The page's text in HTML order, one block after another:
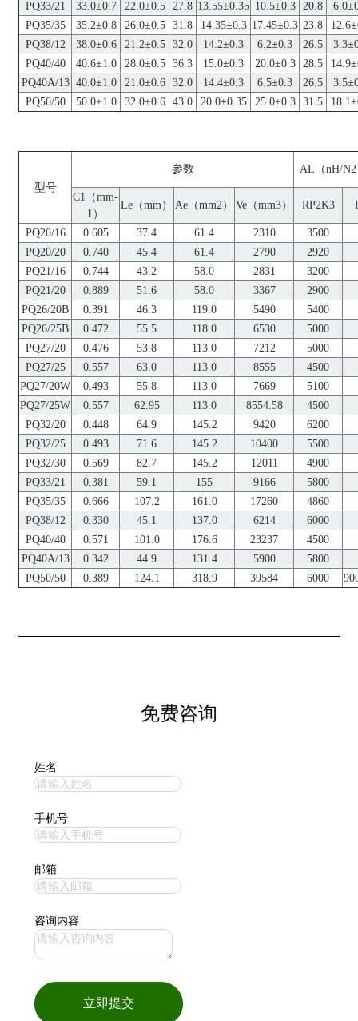
PQ33/21 33.0±0.7 22.0±0.5 27.8 13.55±0.35 10.5±0.3 20.8
PQ35/35
35.2±0.8 26.0±0.5 31.8 14.35±0.3 17.45±0.3 23.8
PQ38/12
38.0±0.6 21.2±0.5 32.0 14.2±0.3 6.2±0.3 26.5
PQ40/40
40.6±1.0 28.0±0.5 36.3 15.0±0.3 20.0±0.3 28.5
PQ40A/13 40.0±1.0 21.0±0.6 32.0 14.4±0.3 6.5±0.3 26.5
PQ50/50
50.0±1.0 32.0±0.6 43.0 20.0±0.35 25.0±0.3 31.5
型号
参数 AL（nH/
C1（mm-
1）
Le（mm） Ae（mm2） Ve（mm3） RP2K3
PQ20/16 0.605 37.4 61.4 2310
3500
PQ20/20
0.740 45.4 61.4 2790
2920
PQ21/16
0.744 43.2 58.0 2831
3200
PQ21/20
0.889 51.6 58.0 3367
2900
PQ26/20B
0.391 46.3 119.0 5490
5400
PQ26/25B
0.472 55.5 118.0 6530
5000
PQ27/20
0.476 53.8 113.0 7212
5000
PQ27/25
0.557 63.0 113.0 8555
4500
PQ27/20W
0.493 55.8 113.0 7669
5100
PQ27/25W
0.557 62.95 113.0 8554.58
4500
PQ32/20
0.448 64.9 145.2 9420
6200
PQ32/25
0.493 71.6 145.2 10400
5500
PQ32/30
0.569 82.7 145.2 12011
4900
PQ33/21
0.381 59.1 155 9166
5800
PQ35/35
0.666 107.2 161.0 17260
4860
PQ38/12
0.330 45.1 137.0 6214
6000
PQ40/40
0.571 101.0 176.6 23237
4500
PQ40A/13
0.342 44.9 131.4 5900
5800
PQ50/50
0.389 124.1 318.9 39584 6000
免费咨询
姓名
手机号
邮箱
咨询内容
立即提交